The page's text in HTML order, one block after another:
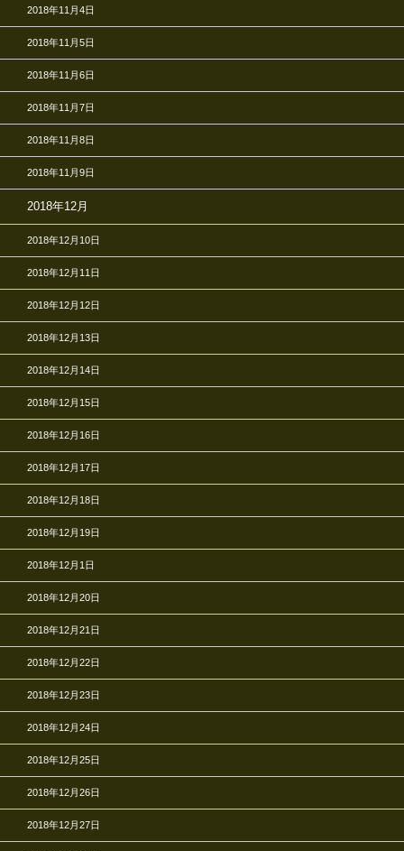
2018年11月4日
2018年11月5日
2018年11月6日
2018年11月7日
2018年11月8日
2018年11月9日
2018年12月
2018年12月10日
2018年12月11日
2018年12月12日
2018年12月13日
2018年12月14日
2018年12月15日
2018年12月16日
2018年12月17日
2018年12月18日
2018年12月19日
2018年12月1日
2018年12月20日
2018年12月21日
2018年12月22日
2018年12月23日
2018年12月24日
2018年12月25日
2018年12月26日
2018年12月27日